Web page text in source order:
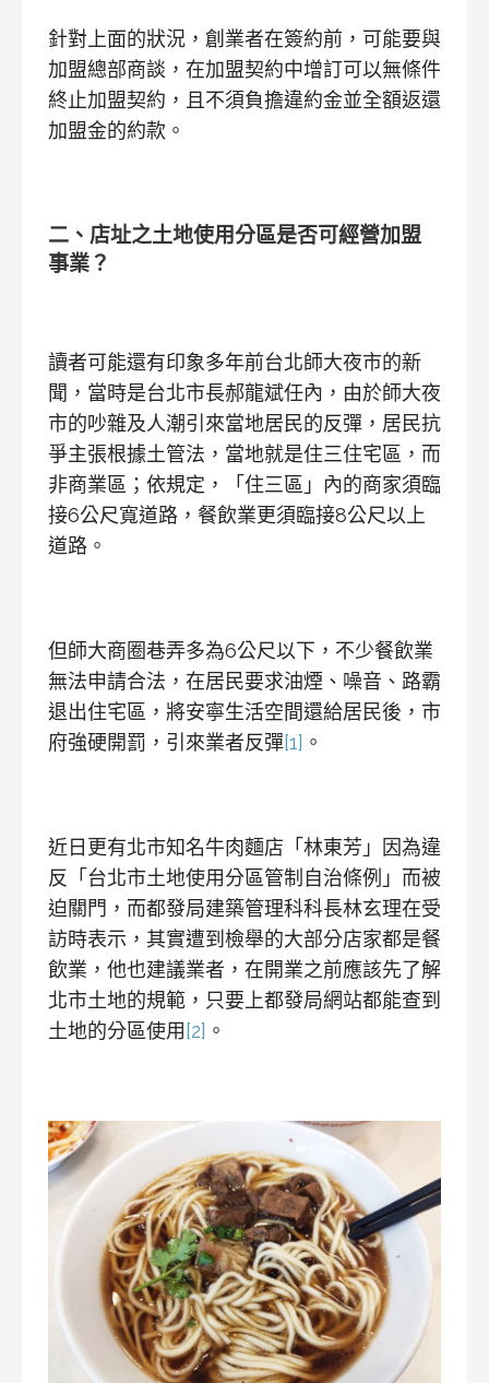
針對上面的狀況，創業者在簽約前，可能要與
加盟總部商談，在加盟契約中增訂可以無條件
終止加盟契約，且不須負擔違約金並全額返還
加盟金的約款。
二、店址之土地使用分區是否可經營加盟
事業？
讀者可能還有印象多年前台北師大夜市的新
聞，當時是台北市長郝龍斌任內，由於師大夜
市的吵雜及人潮引來當地居民的反彈，居民抗
爭主張根據土管法，當地就是住三住宅區，而
非商業區；依規定，「住三區」內的商家須臨
接6公尺寬道路，餐飲業更須臨接8公尺以上
道路。
但師大商圈巷弄多為6公尺以下，不少餐飲業
無法申請合法，在居民要求油煙、噪音、路霸
退出住宅區，將安寧生活空間還給居民後，市
府強硬開罰，引來業者反彈[1] 。
近日更有北市知名牛肉麵店「林東芳」因為違
反「台北市土地使用分區管制自治條例」而被
迫關門，而都發局建築管理科科長林玄理在受
訪時表示，其實遭到檢舉的大部分店家都是餐
飲業，他也建議業者，在開業之前應該先了解
北市土地的規範，只要上都發局網站都能查到
土地的分區使用[2] 。